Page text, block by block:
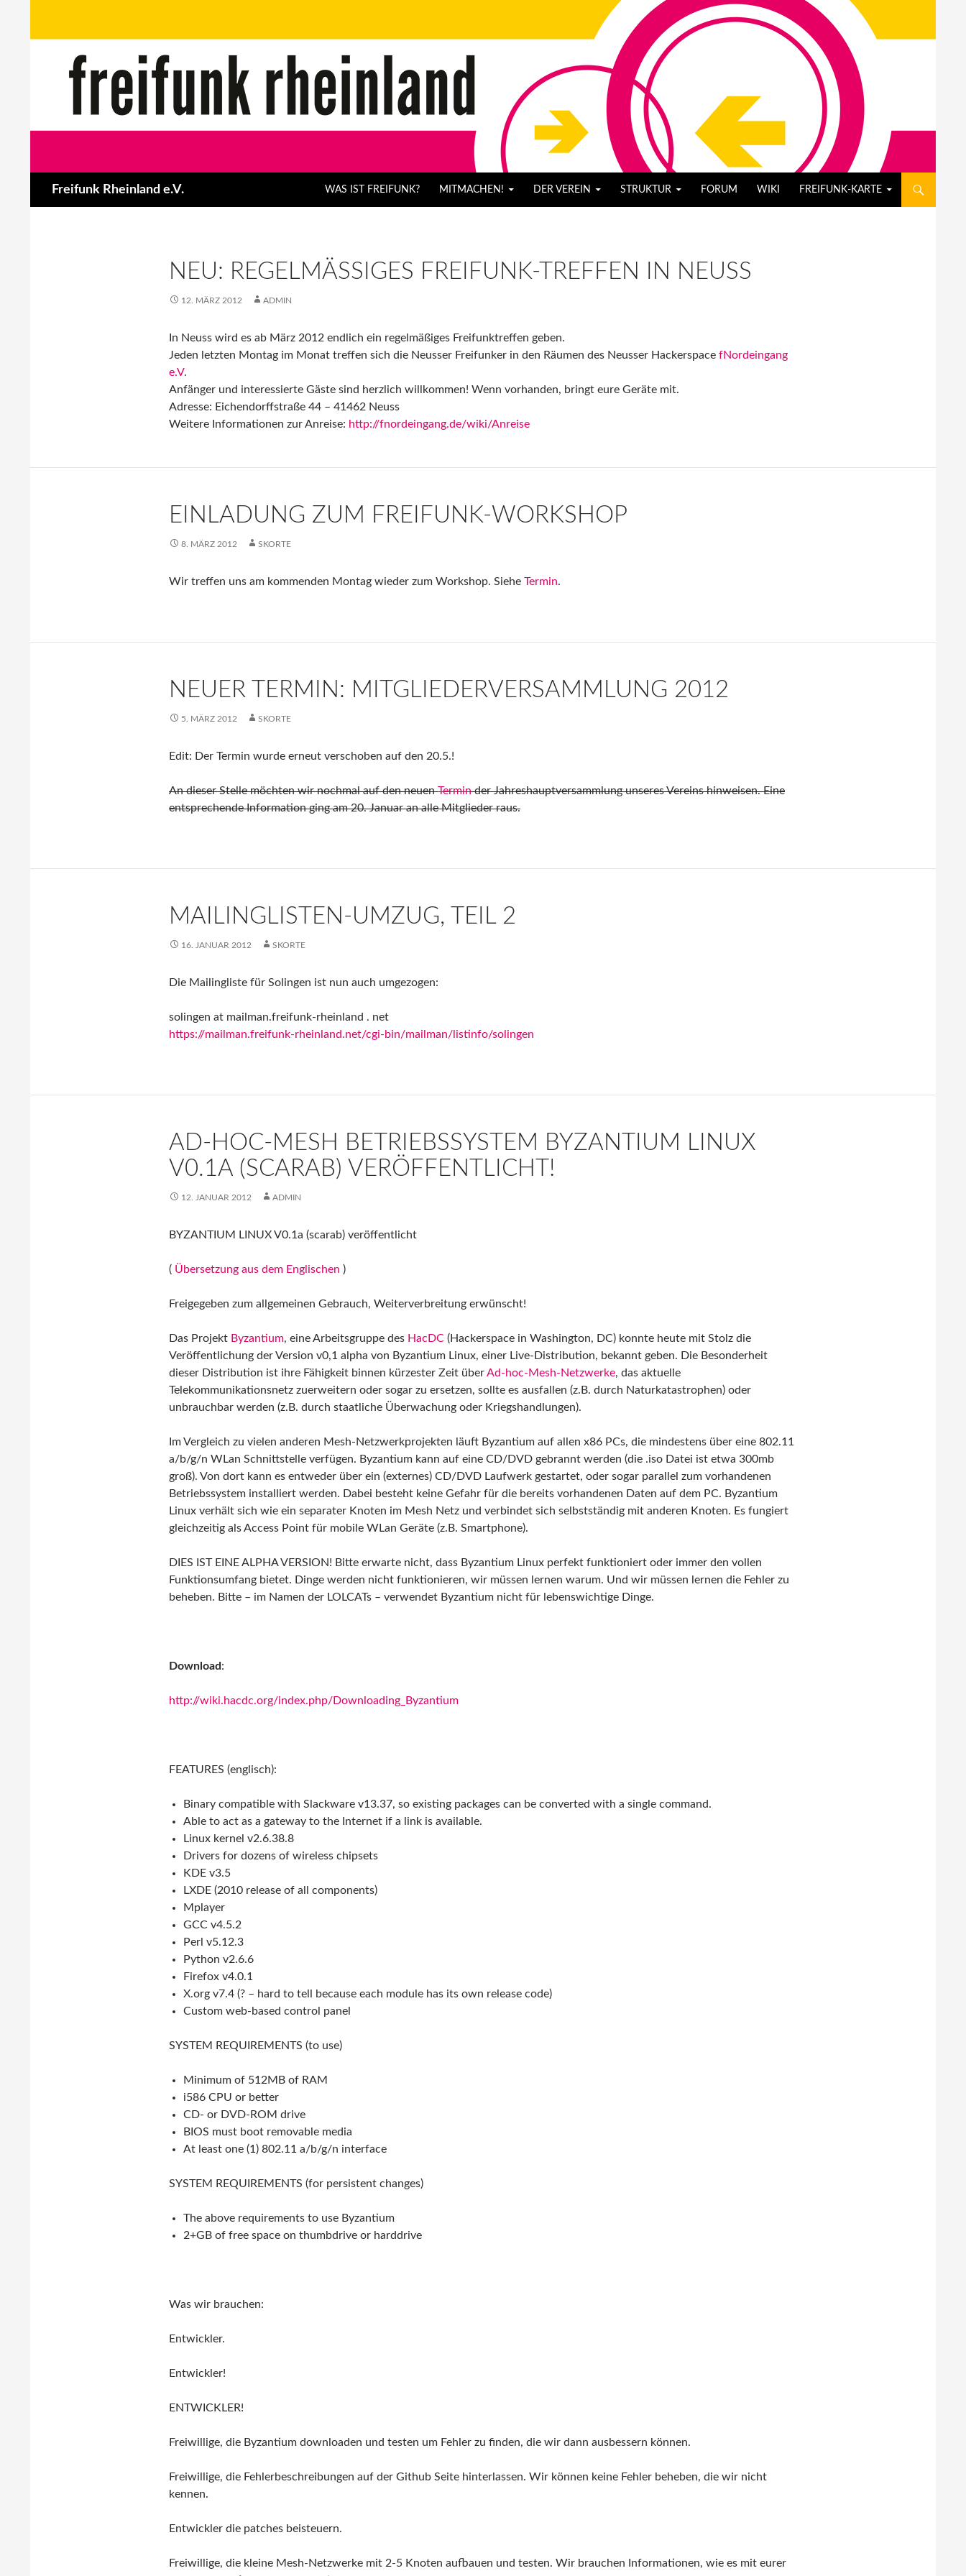
springen
Freifunk Rheinland e.V. WAS IST FREIFUNK? MITMACHEN! DER VEREIN STRUKTUR FORUM WIKI FREIFUNK-KARTE
NEU: REGELMÄSSIGES FREIFUNK-TREFFEN IN NEUSS
12. MÄRZ 2012 ADMIN
In Neuss wird es ab März 2012 endlich ein regelmäßiges Freifunktreffen geben.
Jeden letzten Montag im Monat treffen sich die Neusser Freifunker in den Räumen des Neusser Hackerspace fNordeingang
e.V.
Anfänger und interessierte Gäste sind herzlich willkommen! Wenn vorhanden, bringt eure Geräte mit.
Adresse: Eichendorffstraße 44 – 41462 Neuss
Weitere Informationen zur Anreise: http://fnordeingang.de/wiki/Anreise
EINLADUNG ZUM FREIFUNK-WORKSHOP
8. MÄRZ 2012 SKORTE
Wir treffen uns am kommenden Montag wieder zum Workshop. Siehe Termin.
NEUER TERMIN: MITGLIEDERVERSAMMLUNG 2012
5. MÄRZ 2012 SKORTE
Edit: Der Termin wurde erneut verschoben auf den 20.5.!
An dieser Stelle möchten wir nochmal auf den neuenTerminder Jahreshauptversammlung unseres Vereins hinweisen. Eine
entsprechende Information ging am 20. Januar an alle Mitglieder raus.
MAILINGLISTEN-UMZUG, TEIL 2
16. JANUAR 2012 SKORTE
Die Mailingliste für Solingen ist nun auch umgezogen:
solingen at mailman.freifunk-rheinland . net
https://mailman.freifunk-rheinland.net/cgi-bin/mailman/listinfo/solingen
AD-HOC-MESH BETRIEBSSYSTEM BYZANTIUM LINUX
V0.1A (SCARAB) VERÖFFENTLICHT!
12. JANUAR 2012 ADMIN
BYZANTIUM LINUX V0.1a (scarab) veröffentlicht
( Übersetzung aus dem Englischen )
Freigegeben zum allgemeinen Gebrauch, Weiterverbreitung erwünscht!
Das Projekt Byzantium, eine Arbeitsgruppe des HacDC (Hackerspace in Washington, DC) konnte heute mit Stolz die
Veröffentlichung der Version v0,1 alpha von Byzantium Linux, einer Live-Distribution, bekannt geben. Die Besonderheit
dieser Distribution ist ihre Fähigkeit binnen kürzester Zeit überAd-hoc-Mesh-Netzwerke, das aktuelle
Telekommunikationsnetz zuerweitern oder sogar zu ersetzen, sollte es ausfallen (z.B. durch Naturkatastrophen) oder
unbrauchbar werden (z.B. durch staatliche Überwachung oder Kriegshandlungen).
Im Vergleich zu vielen anderen Mesh-Netzwerkprojekten läuft Byzantium auf allen x86 PCs, die mindestens über eine 802.11
a/b/g/n WLan Schnittstelle verfügen. Byzantium kann auf eine CD/DVD gebrannt werden (die .iso Datei ist etwa 300mb
groß). Von dort kann es entweder über ein (externes) CD/DVD Laufwerk gestartet, oder sogar parallel zum vorhandenen
Betriebssystem installiert werden. Dabei besteht keine Gefahr für die bereits vorhandenen Daten auf dem PC. Byzantium
Linux verhält sich wie ein separater Knoten im Mesh Netz und verbindet sich selbstständig mit anderen Knoten. Es fungiert
gleichzeitig als Access Point für mobile WLan Geräte (z.B. Smartphone).
DIES IST EINE ALPHA VERSION! Bitte erwarte nicht, dass Byzantium Linux perfekt funktioniert oder immer den vollen
Funktionsumfang bietet. Dinge werden nicht funktionieren, wir müssen lernen warum. Und wir müssen lernen die Fehler zu
beheben. Bitte – im Namen der LOLCATs – verwendet Byzantium nicht für lebenswichtige Dinge.
Download:
http://wiki.hacdc.org/index.php/Downloading_Byzantium
FEATURES (englisch):
Binary compatible with Slackware v13.37, so existing packages can be converted with a single command.
Able to act as a gateway to the Internet if a link is available.
Linux kernel v2.6.38.8
Drivers for dozens of wireless chipsets
KDE v3.5
LXDE (2010 release of all components)
Mplayer
GCC v4.5.2
Perl v5.12.3
Python v2.6.6
Firefox v4.0.1
X.org v7.4 (? – hard to tell because each module has its own release code)
Custom web-based control panel
SYSTEM REQUIREMENTS (to use)
Minimum of 512MB of RAM
i586 CPU or better
CD- or DVD-ROM drive
BIOS must boot removable media
At least one (1) 802.11 a/b/g/n interface
SYSTEM REQUIREMENTS (for persistent changes)
The above requirements to use Byzantium
2+GB of free space on thumbdrive or harddrive
Was wir brauchen:
Entwickler.
Entwickler!
ENTWICKLER!
Freiwillige, die Byzantium downloaden und testen um Fehler zu finden, die wir dann ausbessern können.
Freiwillige, die Fehlerbeschreibungen auf der Github Seite hinterlassen. Wir können keine Fehler beheben, die wir nicht
kennen.
Entwickler die patches beisteuern.
Freiwillige, die kleine Mesh-Netzwerke mit 2-5 Knoten aufbauen und testen. Wir brauchen Informationen, wie es mit eurer